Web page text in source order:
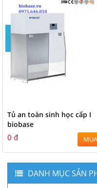
Tủ an toàn sinh học cấp I
biobase
0 đ MUA
DANH MỤC SẢN